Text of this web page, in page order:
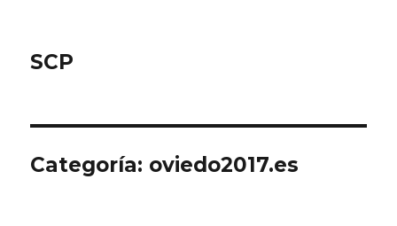
SCP
Categoría: oviedo2017.es